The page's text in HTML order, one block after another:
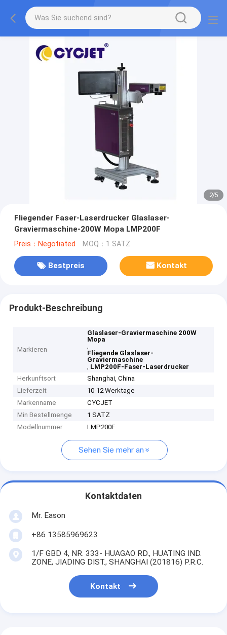
2/5
Fliegender Faser-Laserdrucker Glaslaser-
Graviermaschine-200W Mopa LMP200F
Preis：Negotiated MOQ：1 SATZ
Bestpreis Kontakt
Produkt-Beschreibung
Markieren
Glaslaser-Graviermaschine 200W
Mopa
,
Fliegende Glaslaser-
Graviermaschine
, LMP200F-Faser-Laserdrucker
Herkunftsort
Shanghai, China
Lieferzeit
10-12 Werktage
Markenname
CYCJET
Min Bestellmenge
1 SATZ
Modellnummer
LMP200F
Sehen Sie mehr an
Kontaktdaten
Mr. Eason
+86 13585969623
1/F GBD 4, NR. 333- HUAGAO RD., HUATING IND.
ZONE, JIADING DIST., SHANGHAI (201816) P.R.C.
Kontakt